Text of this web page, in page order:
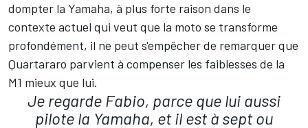
dompter la Yamaha, à plus forte raison dans le
contexte actuel qui veut que la moto se transforme
profondément, il ne peut s'empêcher de remarquer que
Quartararo parvient à compenser les faiblesses de la
M1 mieux que lui.
Je regarde Fabio, parce que lui aussi
pilote la Yamaha, et il est à sept ou